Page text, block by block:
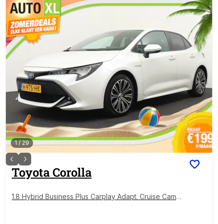
1/29
ToyotaCorolla
1.8 Hybrid Business Plus Carplay Adapt. Cruise Camer